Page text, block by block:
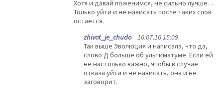
Хотя и давай поженимся, не сильно лучше…
Только уйти и не нависать после таких слов
остаётся.
zhivot_je_chudo16.07.16 15:09
Так выше Эволюция и написала, что да,
слово Д больше об ультиматуме. Если ей
не настолько важно, чтобы в случае
отказа уйти и не нависать, она и не
заговорит.